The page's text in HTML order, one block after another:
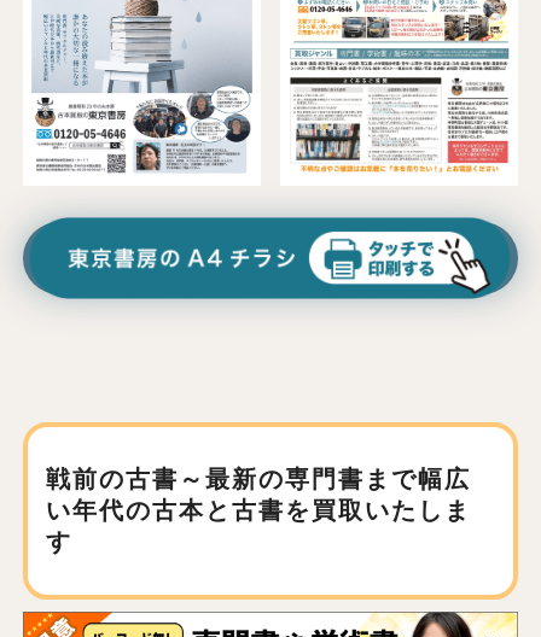
戦前の古書～最新の専門書まで幅広
い年代の古本と古書を買取いたしま
す